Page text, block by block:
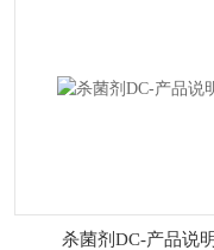
杀菌剂DC-产品说